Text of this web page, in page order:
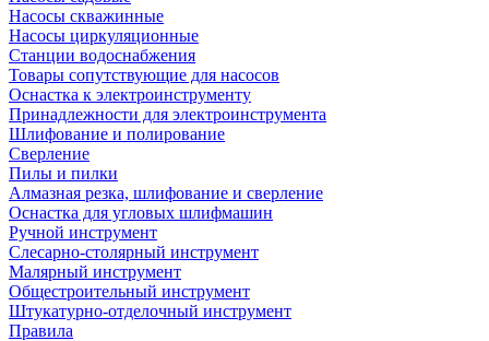
Насосы скважинные
Насосы циркуляционные
Станции водоснабжения
Товары сопутствующие для насосов
Оснастка к электроинструменту
Принадлежности для электроинструмента
Шлифование и полирование
Сверление
Пилы и пилки
Алмазная резка, шлифование и сверление
Оснастка для угловых шлифмашин
Ручной инструмент
Слесарно-столярный инструмент
Малярный инструмент
Общестроительный инструмент
Штукатурно-отделочный инструмент
Правила